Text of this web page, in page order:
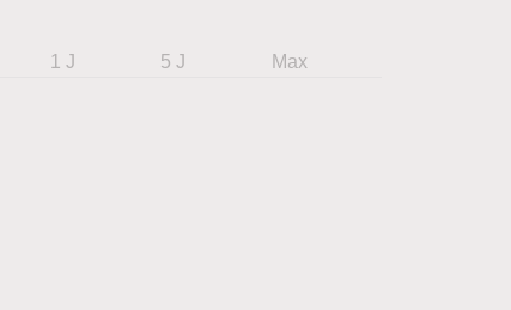
1 J 5 J Max